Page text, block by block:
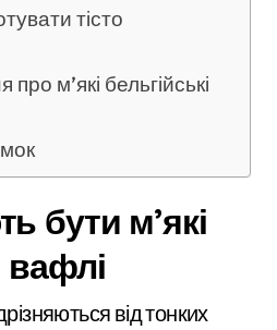
тісто
м’які бельгійські
бути м’які
вафлі
від тонких